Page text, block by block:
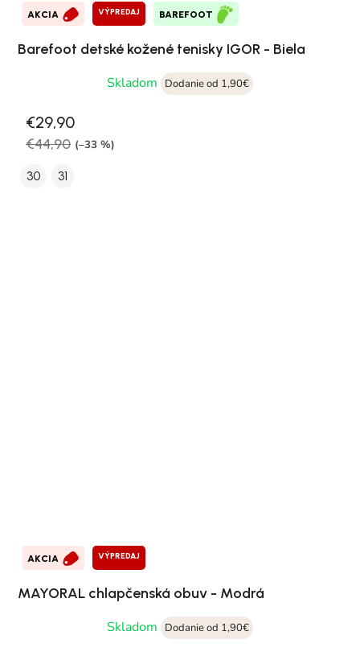
AKCIA VÝPREDAJ BAREFOOT
Barefoot detské kožené tenisky IGOR - Biela
Skladom
Dodanie od 1,90€
€29,90
€44,90 (–33 %)
30 31
AKCIA VÝPREDAJ
MAYORAL chlapčenská obuv - Modrá
Skladom
Dodanie od 1,90€